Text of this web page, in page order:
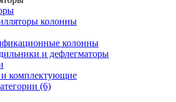
колонны
колонны
и дефлегматоры
комплектующие
(6)